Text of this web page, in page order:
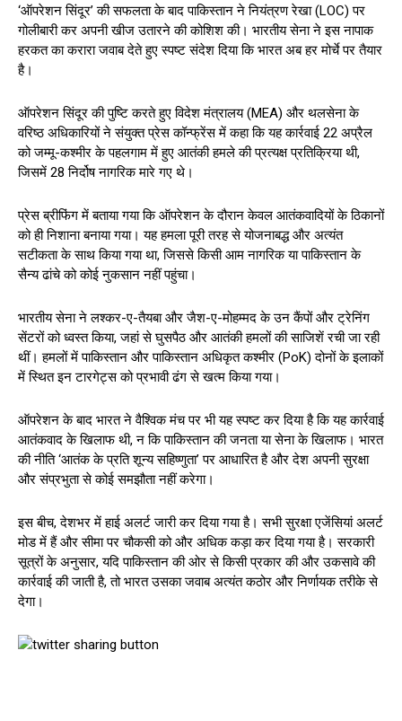
‘ऑपरेशन सिंदूर’ की सफलता के बाद पाकिस्तान ने नियंत्रण रेखा (LOC) पर
गोलीबारी कर अपनी खीज उतारने की कोशिश की। भारतीय सेना ने इस नापाक
हरकत का करारा जवाब देते हुए स्पष्ट संदेश दिया कि भारत अब हर मोर्चे पर तैयार
है।
ऑपरेशन सिंदूर की पुष्टि करते हुए विदेश मंत्रालय (MEA) और थलसेना के
वरिष्ठ अधिकारियों ने संयुक्त प्रेस कॉन्फ्रेंस में कहा कि यह कार्रवाई 22 अप्रैल
को जम्मू-कश्मीर के पहलगाम में हुए आतंकी हमले की प्रत्यक्ष प्रतिक्रिया थी,
जिसमें 28 निर्दोष नागरिक मारे गए थे।
प्रेस ब्रीफिंग में बताया गया कि ऑपरेशन के दौरान केवल आतंकवादियों के ठिकानों
को ही निशाना बनाया गया। यह हमला पूरी तरह से योजनाबद्ध और अत्यंत
सटीकता के साथ किया गया था, जिससे किसी आम नागरिक या पाकिस्तान के
सैन्य ढांचे को कोई नुकसान नहीं पहुंचा।
भारतीय सेना ने लश्कर-ए-तैयबा और जैश-ए-मोहम्मद के उन कैंपों और ट्रेनिंग
सेंटरों को ध्वस्त किया, जहां से घुसपैठ और आतंकी हमलों की साजिशें रची जा रही
थीं। हमलों में पाकिस्तान और पाकिस्तान अधिकृत कश्मीर (PoK) दोनों के इलाकों
में स्थित इन टारगेट्स को प्रभावी ढंग से खत्म किया गया।
ऑपरेशन के बाद भारत ने वैश्विक मंच पर भी यह स्पष्ट कर दिया है कि यह कार्रवाई
आतंकवाद के खिलाफ थी, न कि पाकिस्तान की जनता या सेना के खिलाफ। भारत
की नीति ‘आतंक के प्रति शून्य सहिष्णुता’ पर आधारित है और देश अपनी सुरक्षा
और संप्रभुता से कोई समझौता नहीं करेगा।
इस बीच, देशभर में हाई अलर्ट जारी कर दिया गया है। सभी सुरक्षा एजेंसियां अलर्ट
मोड में हैं और सीमा पर चौकसी को और अधिक कड़ा कर दिया गया है। सरकारी
सूत्रों के अनुसार, यदि पाकिस्तान की ओर से किसी प्रकार की और उकसावे की
कार्रवाई की जाती है, तो भारत उसका जवाब अत्यंत कठोर और निर्णायक तरीके से
देगा।